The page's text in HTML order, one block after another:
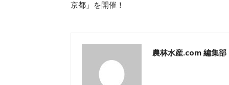
京都」を開催！
農林水産.com 編集部